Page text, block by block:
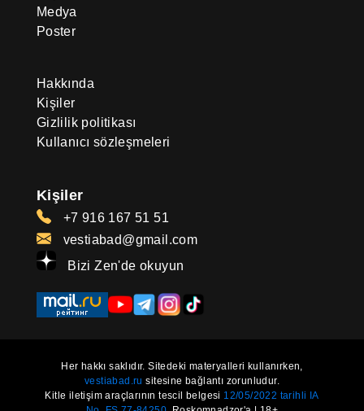
Medya
Poster
Hakkında
Kişiler
Gizlilik politikası
Kullanıcı sözleşmeleri
Kişiler
+7 916 167 51 51
vestiabad@gmail.com
Bizi Zen'de okuyun
Her hakkı saklıdır. Sitedeki materyalleri kullanırken,
vestiabad.ru sitesine bağlantı zorunludur.
Kitle iletişim araçlarının tescil belgesi 12/05/2022 tarihli IA